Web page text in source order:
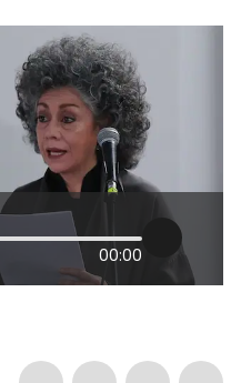
00:00